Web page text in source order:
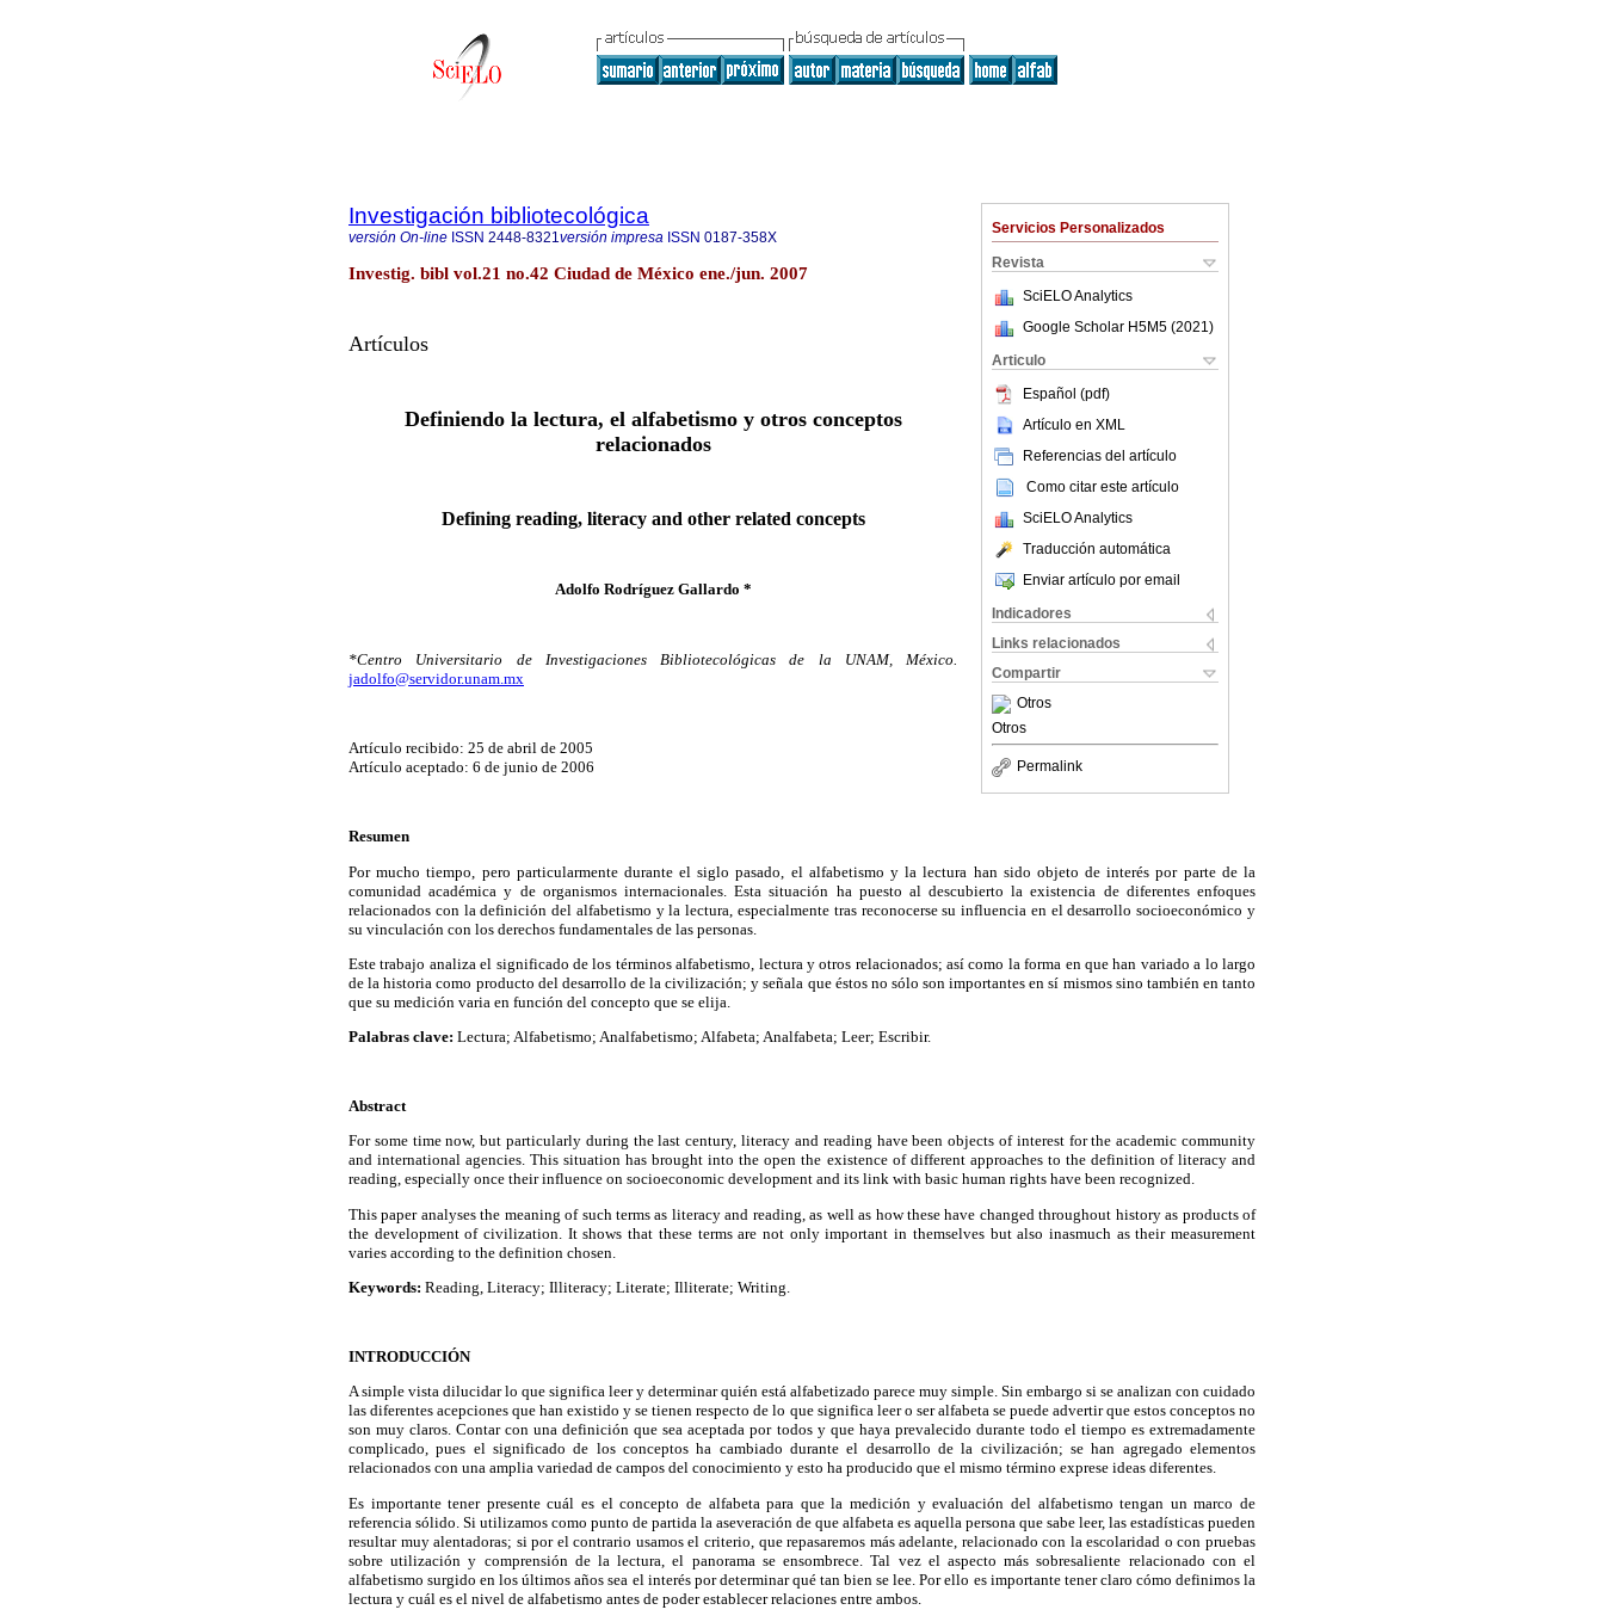
Servicios Personalizados
Revista
SciELO Analytics
Google Scholar H5M5 (2021 )
Articulo
Español (pdf)
Artículo en XML
Referencias del artículo
Como citar este artículo
SciELO Analytics
Traducción automática
Enviar artículo por email
Indicadores
Links relacionados
Compartir
Otros
Otros
Permalink
Investigación bibliotecológica
versión On-line ISSN 2448-8321versión impresa ISSN 0187-358X
Investig. bibl vol.21 no.42 Ciudad de México ene./jun. 2007
Artículos
Definiendo la lectura, el alfabetismo y otros conceptos
relacionados
Defining reading, literacy and other related concepts
Adolfo Rodríguez Gallardo *
*Centro Universitario de Investigaciones Bibliotecológicas de la UNAM, México.
jadolfo@servidor.unam.mx
Artículo recibido: 25 de abril de 2005
Artículo aceptado: 6 de junio de 2006
Resumen
Por mucho tiempo, pero particularmente durante el siglo pasado, el alfabetismo y la lectura han sido objeto de interés por parte de la
comunidad académica y de organismos internacionales. Esta situación ha puesto al descubierto la existencia de diferentes enfoques
relacionados con la definición del alfabetismo y la lectura, especialmente tras reconocerse su influencia en el desarrollo socioeconómico y
su vinculación con los derechos fundamentales de las personas.
Este trabajo analiza el significado de los términos alfabetismo, lectura y otros relacionados; así como la forma en que han variado a lo largo
de la historia como producto del desarrollo de la civilización; y señala que éstos no sólo son importantes en sí mismos sino también en tanto
que su medición varia en función del concepto que se elija.
Palabras clave: Lectura; Alfabetismo; Analfabetismo; Alfabeta; Analfabeta; Leer; Escribir.
Abstract
For some time now, but particularly during the last century, literacy and reading have been objects of interest for the academic community
and international agencies. This situation has brought into the open the existence of different approaches to the definition of literacy and
reading, especially once their influence on socioeconomic development and its link with basic human rights have been recognized.
This paper analyses the meaning of such terms as literacy and reading, as well as how these have changed throughout history as products of
the development of civilization. It shows that these terms are not only important in themselves but also inasmuch as their measurement
varies according to the definition chosen.
Keywords: Reading, Literacy; Illiteracy; Literate; Illiterate; Writing.
INTRODUCCIÓN
A simple vista dilucidar lo que significa leer y determinar quién está alfabetizado parece muy simple. Sin embargo si se analizan con cuidado
las diferentes acepciones que han existido y se tienen respecto de lo que significa leer o ser alfabeta se puede advertir que estos conceptos no
son muy claros. Contar con una definición que sea aceptada por todos y que haya prevalecido durante todo el tiempo es extremadamente
complicado, pues el significado de los conceptos ha cambiado durante el desarrollo de la civilización; se han agregado elementos
relacionados con una amplia variedad de campos del conocimiento y esto ha producido que el mismo término exprese ideas diferentes.
Es importante tener presente cuál es el concepto de alfabeta para que la medición y evaluación del alfabetismo tengan un marco de
referencia sólido. Si utilizamos como punto de partida la aseveración de que alfabeta es aquella persona que sabe leer, las estadísticas pueden
resultar muy alentadoras; si por el contrario usamos el criterio, que repasaremos más adelante, relacionado con la escolaridad o con pruebas
sobre utilización y comprensión de la lectura, el panorama se ensombrece. Tal vez el aspecto más sobresaliente relacionado con el
alfabetismo surgido en los últimos años sea el interés por determinar qué tan bien se lee. Por ello es importante tener claro cómo definimos la
lectura y cuál es el nivel de alfabetismo antes de poder establecer relaciones entre ambos.